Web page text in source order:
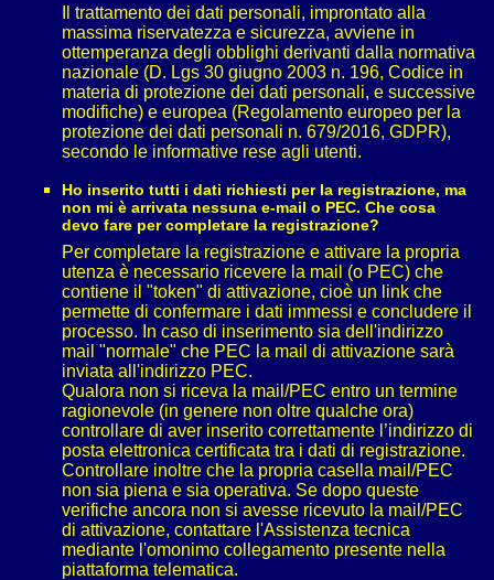
Il trattamento dei dati personali, improntato alla
massima riservatezza e sicurezza, avviene in
ottemperanza degli obblighi derivanti dalla normativa
nazionale (D. Lgs 30 giugno 2003 n. 196, Codice in
materia di protezione dei dati personali, e successive
modifiche) e europea (Regolamento europeo per la
protezione dei dati personali n. 679/2016, GDPR),
secondo le informative rese agli utenti.
Ho inserito tutti i dati richiesti per la registrazione, ma
non mi è arrivata nessuna e-mail o PEC. Che cosa
devo fare per completare la registrazione?
Per completare la registrazione e attivare la propria
utenza è necessario ricevere la mail (o PEC) che
contiene il "token" di attivazione, cioè un link che
permette di confermare i dati immessi e concludere il
processo. In caso di inserimento sia dell'indirizzo
mail "normale" che PEC la mail di attivazione sarà
inviata all'indirizzo PEC.
Qualora non si riceva la mail/PEC entro un termine
ragionevole (in genere non oltre qualche ora)
controllare di aver inserito correttamente l’indirizzo di
posta elettronica certificata tra i dati di registrazione.
Controllare inoltre che la propria casella mail/PEC
non sia piena e sia operativa. Se dopo queste
verifiche ancora non si avesse ricevuto la mail/PEC
di attivazione, contattare l'Assistenza tecnica
mediante l'omonimo collegamento presente nella
piattaforma telematica.